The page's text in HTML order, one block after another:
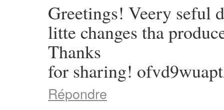
Greetings! Veery seful
litte changes tha
Thanks
for sharing!
Répondre